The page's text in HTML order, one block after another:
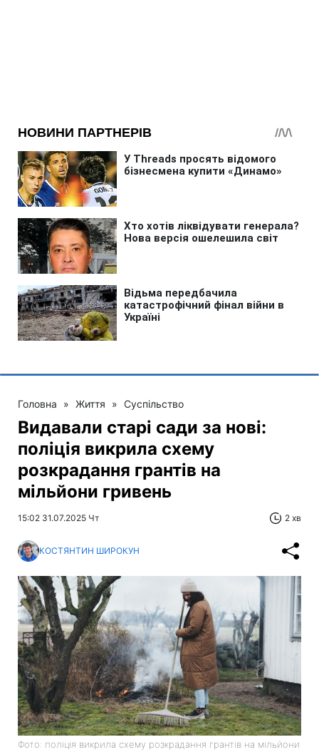
Головна » Життя » Суспільство
Видавали старі сади за нові:
поліція викрила схему
розкрадання грантів на
мільйони гривень
15:02 31.07.2025 Чт 2 хв
КОСТЯНТИН ШИРОКУН
Фото: поліція викрила схему розкрадання грантів на мільйони